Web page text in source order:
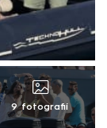
9 fotografií